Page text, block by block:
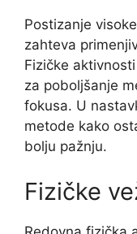
Postizanje
zahteva
Fizičke
za poboljšanje
fokusa. U
metode kako
bolju pažnju.
Fizičke